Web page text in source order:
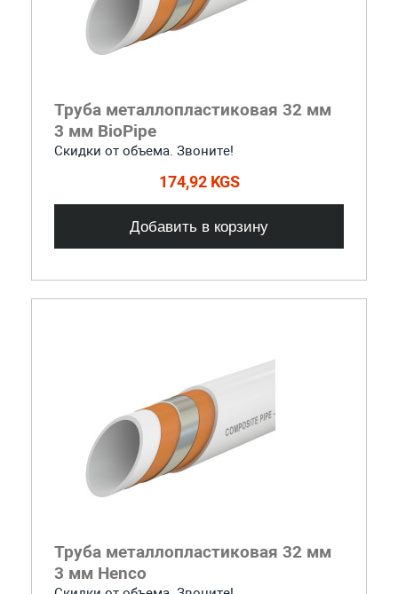
Труба металлопластиковая 32 мм
3 мм BioPipe
Скидки от объема. Звоните!
174,92 KGS
Добавить в корзину
Труба металлопластиковая 32 мм
3 мм Henco